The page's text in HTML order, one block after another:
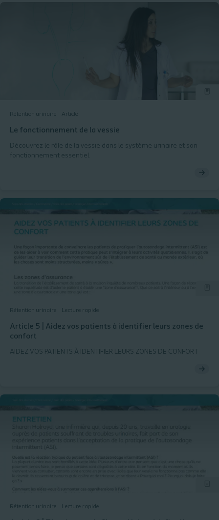
Rétention urinaire Article
Le fonctionnement de la vessie
Découvrez le rôle de la vessie dans le système urinaire et son
fonctionnement essentiel.
Rétention urinaire Lecture rapide
Article 5 | Aidez vos patients à identifier leurs zones de
confort
AIDEZ VOS PATIENTS À IDENTIFIER LEURS ZONES DE CONFORT
Rétention urinaire Lecture rapide